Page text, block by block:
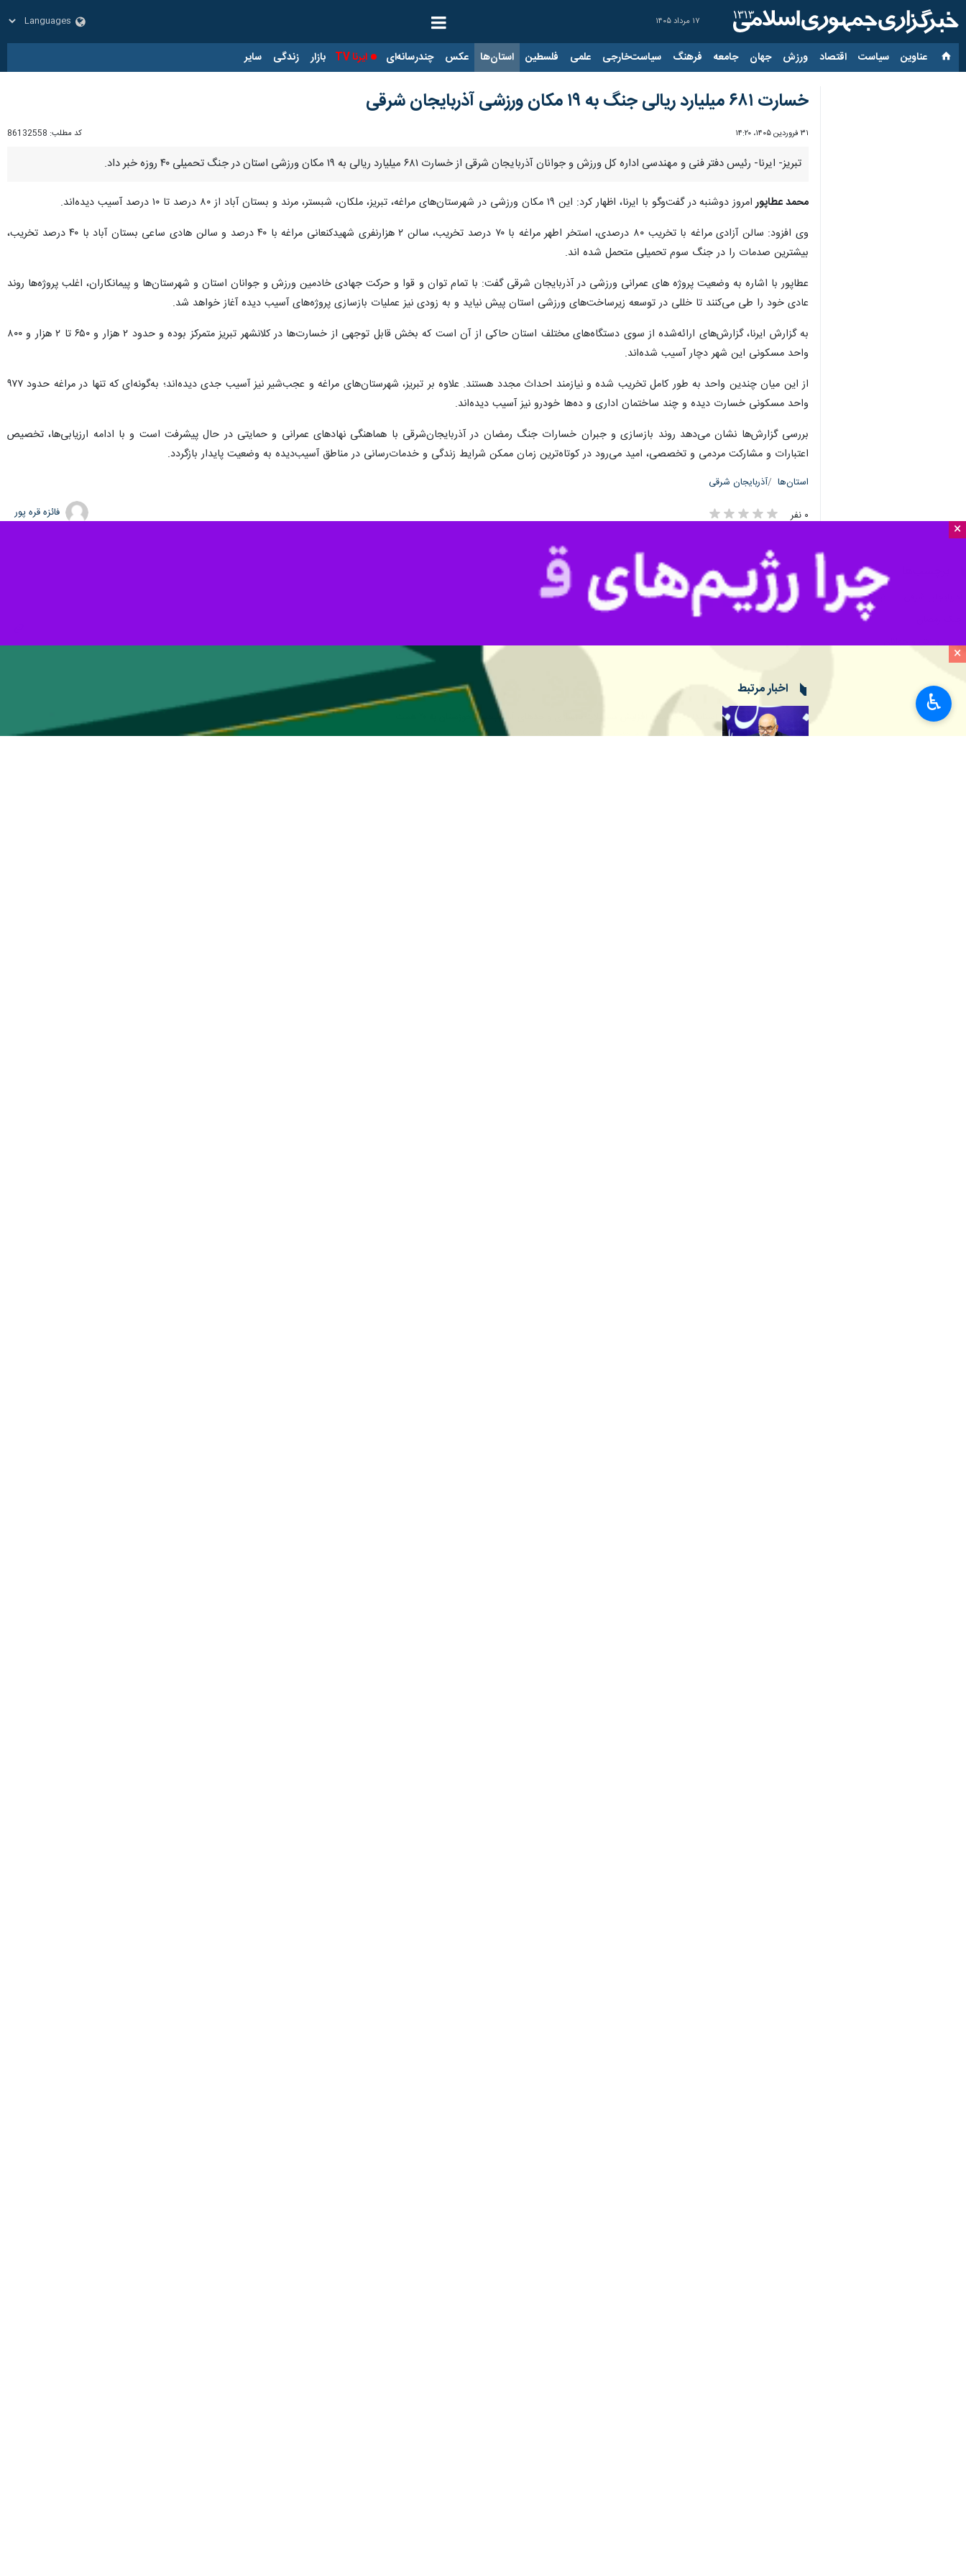
۱۷ مرداد ۱۴۰۵
عناوین‌ سیاست اقتصاد ورزش جهان جامعه فرهنگ سیاست‌خارجی علمی فلسطین استان‌ها عکس چندرسانه‌ای ایرنا TV بازار زندگی سایر
×
×
خسارت ۶۸۱ میلیارد ریالی جنگ به ۱۹ مکان ورزشی آذربایجان شرقی
۳۱ فروردین ۱۴۰۵، ۱۴:۲۰ کد مطلب: 86132558
تبریز- ایرنا- رئیس دفتر فنی و مهندسی اداره کل ورزش و جوانان آذربایجان شرقی از خسارت ۶۸۱ میلیارد ریالی به ۱۹ مکان ورزشی استان در جنگ تحمیلی ۴۰ روزه خبر داد.
محمد عطاپورامروز دوشنبهدر گفت‌وگو با ایرنا، اظهار کرد: این ۱۹ مکان ورزشی در شهرستان‌های مراغه، تبریز، ملکان، شبستر، مرند و بستان آباد از ۸۰ درصد تا ۱۰ درصد آسیب دیده‌اند.
وی افزود: سالن آزادی مراغه با تخریب ۸۰ درصدی، استخر اطهر مراغه با ۷۰ درصد تخریب، سالن ۲ هزارنفری شهیدکنعانی مراغه با ۴۰ درصد و سالن هادی ساعی بستان آباد با ۴۰ درصد تخریب،
بیشترین صدمات را در جنگ سوم تحمیلی متحمل شده اند.
عطاپور با اشاره به وضعیت پروژه های عمرانی ورزشی در آذربایجان شرقی گفت: با تمام توان و قوا و حرکت جهادی خادمین ورزش و جوانان استان و شهرستان‌ها و پیمانکاران، اغلب پروژه‌ها روند
عادی خود را طی می‌کنند تا خللی در توسعه زیرساخت‌های ورزشی استان پیش نیاید و به زودی نیز عملیات بازسازی پروژه‌های آسیب دیده آغاز خواهد شد.
به گزارش ایرنا، گزارش‌های ارائه‌شده از سوی دستگاه‌های مختلف استان حاکی از آن است که بخش قابل توجهی از خسارت‌ها در کلانشهر تبریز متمرکز بوده و حدود ۲ هزار و ۶۵۰ تا ۲ هزار و ۸۰۰
واحد مسکونی این شهر دچار آسیب شده‌اند.
از این میان چندین واحد به طور کامل تخریب شده و نیازمند احداث مجدد هستند. علاوه بر تبریز، شهرستان‌های مراغه و عجب‌شیر نیز آسیب جدی دیده‌اند؛ به‌گونه‌ای که تنها در مراغه حدود ۹۷۷
واحد مسکونی خسارت دیده و چند ساختمان اداری و ده‌ها خودرو نیز آسیب دیده‌اند.
بررسی گزارش‌ها نشان می‌دهد روند بازسازی و جبران خسارات جنگ رمضان در آذربایجان‌شرقی با هماهنگی نهادهای عمرانی و حمایتی در حال پیشرفت است و با ادامه ارزیابی‌ها، تخصیص
اعتبارات و مشارکت مردمی و تخصصی، امید می‌رود در کوتاه‌ترین زمان ممکن شرایط زندگی و خدمات‌رسانی در مناطق آسیب‌دیده به وضعیت پایدار بازگردد.
استان‌ها آذربایجان شرقی
۰ نفر فائزه قره پور
تبریز
وزارت ورزش و جوانان
اخبار مرتبط
استاندار:درخواست افزایش تسهیلات بازسازی واحدهای آسیب‌دیده خوزستان به ۲۰ همت
اهواز - ایرنا - استاندار خوزستان با اشاره به برنامه‌های بازسازی واحدهای آسیب‌دیده گفت: ۱۱.۵…
♿︎